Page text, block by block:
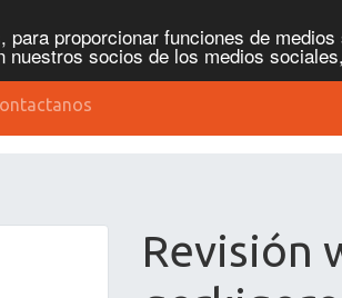
proporcionar funciones de
socios de los medios
Revisión